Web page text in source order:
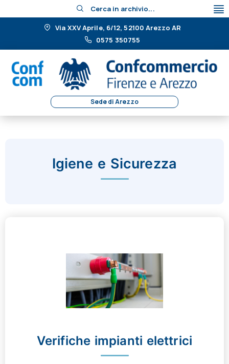
Cerca in archivio...
Via XXV Aprile, 6/12, 52100 Arezzo AR
0575 350755
Sede di Arezzo
Igiene e Sicurezza
Verifiche impianti elettrici